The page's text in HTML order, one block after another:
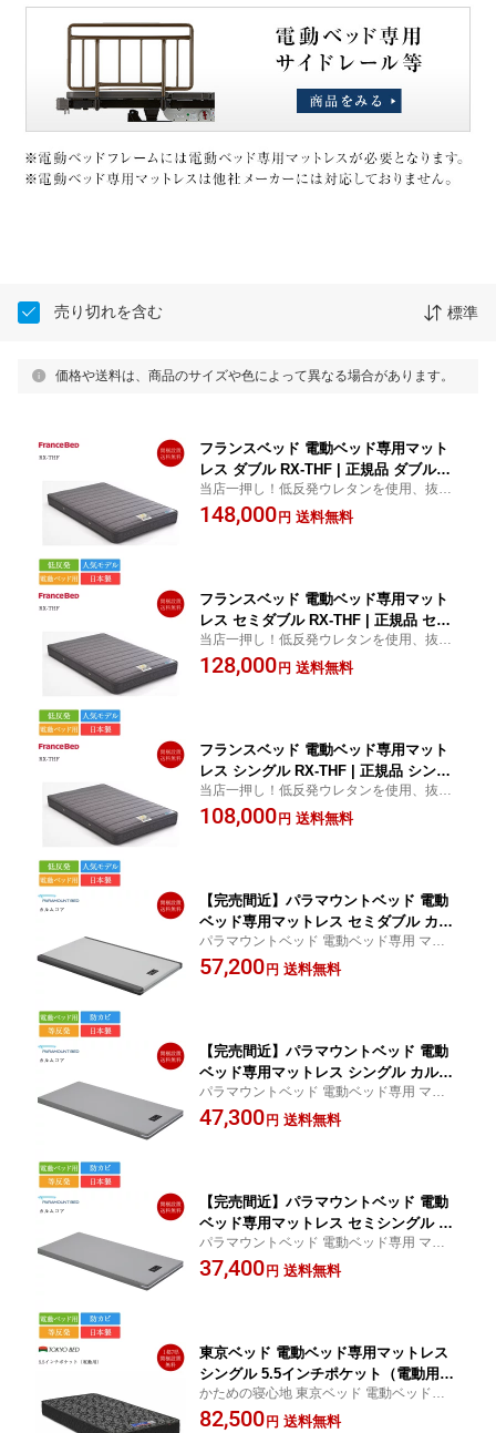
売り切れを含む 標準
価格や送料は、商品のサイズや色によって異なる場合があります。
フランスベッド 電動ベッド専用マット
レス ダブル RX-THF | 正規品 ダブルベ
ッド ダブルマットレス ダブルマット ベ
ッドマットレス 低反発 低反発マットレ
当店一押し！低反発ウレタンを使用、抜群
のフィット感、抜群の寝心地を誇る、フラ
ンスベッド 電動ベッド専用 マットレス
148,000円 送料無料
フランスベッド 電動ベッド専用マット
レス セミダブル RX-THF | 正規品 セミ
ダブルベッド セミダブルマットレス ベ
ッドマットレス 低反発 低反発マットレ
当店一押し！低反発ウレタンを使用、抜群
のフィット感、抜群の寝心地を誇る、フラ
ンスベッド 電動ベッド専用 マットレス
128,000円 送料無料
フランスベッド 電動ベッド専用マット
レス シングル RX-THF | 正規品 シング
ルベッド シングルマットレス ベッドマ
ットレス 低反発 低反発マットレス 電動
当店一押し！低反発ウレタンを使用、抜群
のフィット感、抜群の寝心地を誇る、フラ
ンスベッド 電動ベッド専用 マットレス
108,000円 送料無料
【完売間近】パラマウントベッド 電動
ベッド専用マットレス セミダブル カル
ムコア | 正規品 電動ベッド用マットレ
ス 病院用ベッド マット マットレス の
パラマウントベッド 電動ベッド専用 マット
レス | パラマウントベッド製 電動ベッド マ
ットレス 電動リクライニング 介護ベッド
57,200円 送料無料
【完売間近】パラマウントベッド 電動
ベッド専用マットレス シングル カルム
コア | 正規品 電動ベッド用マットレス
病院用ベッド マット マットレス のみ
パラマウントベッド 電動ベッド専用 マット
レス
47,300円 送料無料
【完売間近】パラマウントベッド 電動
ベッド専用マットレス セミシングル カ
ルムコア | 正規品 電動ベッド用マット
レス 病院用ベッド マット マットレス
パラマウントベッド 電動ベッド専用 マット
レス | パラマウントベッド製 電動ベッド マ
ットレス 電動リクライニング 介護ベッド
37,400円 送料無料
東京ベッド 電動ベッド専用マットレス
シングル 5.5インチポケット（電動用）
| 正規品 シングルベッド シングルマッ
トレス ベッドマットレス 日本製 国産
かための寝心地 東京ベッド 電動ベッド専用
マットレス | 東京ベッド製 ポケットコイル
82,500円 送料無料